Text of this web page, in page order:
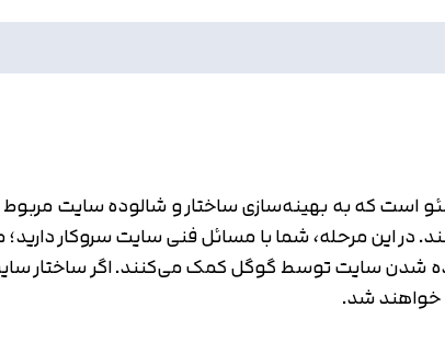
است که به بهینه‌سازی ساختار و شالوده سایت
در این مرحله، شما با مسائل فنی سایت سروکار
شدن سایت توسط گوگل کمک می‌کنند. اگر ساختار
خواهند شد.